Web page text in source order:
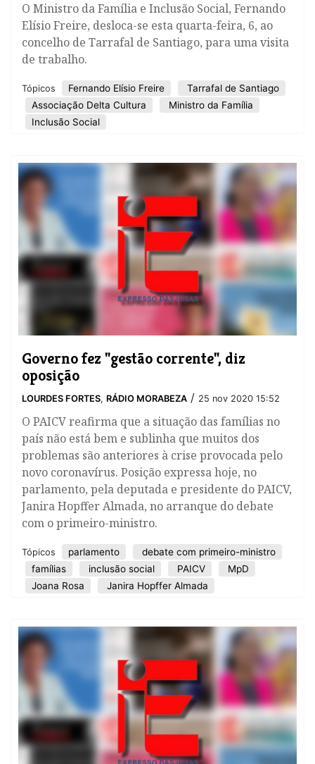
O Ministro da Família e Inclusão Social, Fernando
Elísio Freire, desloca-se esta quarta-feira, 6, ao
concelho de Tarrafal de Santiago, para uma visita
de trabalho.
Tópicos Fernando Elísio Freire
Tarrafal de Santiago
Associação Delta Cultura
Ministro da Família
Inclusão Social
​Governo fez "gestão corrente", diz
oposição
LOURDES FORTES, RÁDIO MORABEZA / 25 nov 2020 15:52
O PAICV reafirma que a situação das famílias no
país não está bem e sublinha que muitos dos
problemas são anteriores à crise provocada pelo
novo coronavírus. Posição expressa hoje, no
parlamento, pela deputada e presidente do PAICV,
Janira Hopffer Almada, no arranque do debate
com o primeiro-ministro.
Tópicos parlamento
debate com primeiro-ministro
famílias
inclusão social PAICV
MpD
Joana Rosa
Janira Hopffer Almada